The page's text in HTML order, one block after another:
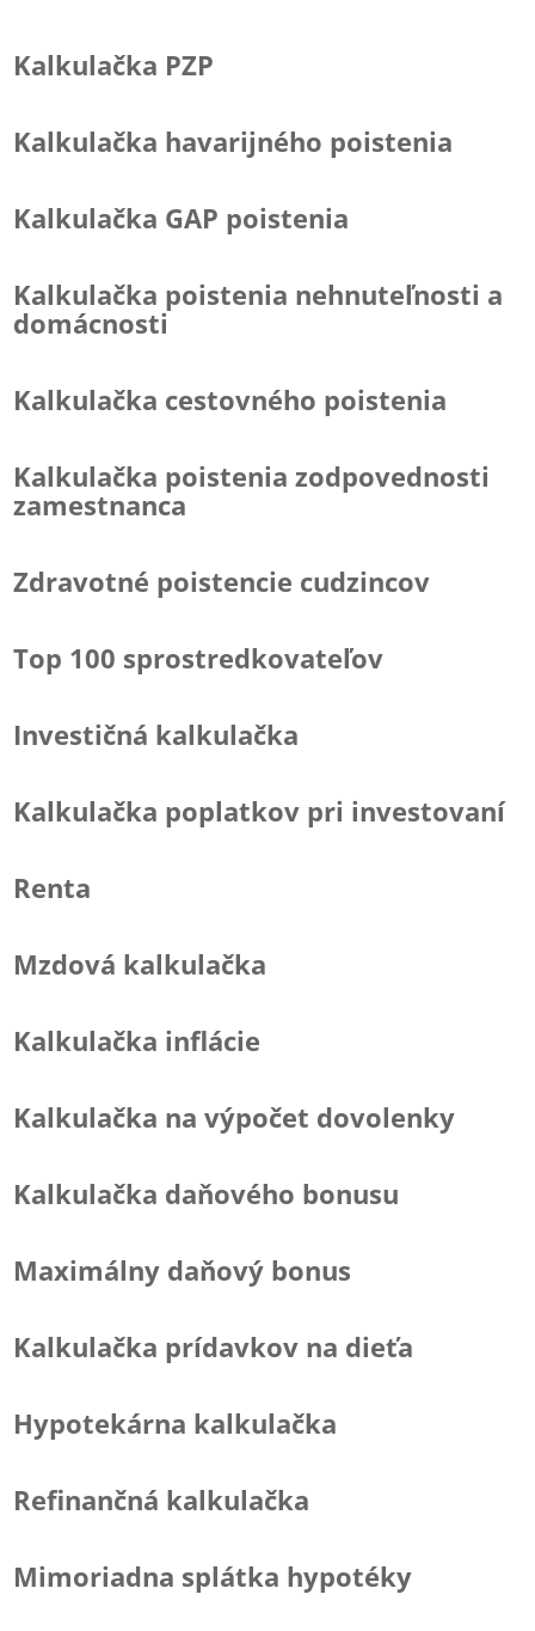
Kalkulačka PZP
Kalkulačka havarijného poistenia
Kalkulačka GAP poistenia
Kalkulačka poistenia nehnuteľnosti a
domácnosti
Kalkulačka cestovného poistenia
Kalkulačka poistenia zodpovednosti
zamestnanca
Zdravotné poistencie cudzincov
Top 100 sprostredkovateľov
Investičná kalkulačka
Kalkulačka poplatkov pri investovaní
Renta
Mzdová kalkulačka
Kalkulačka inflácie
Kalkulačka na výpočet dovolenky
Kalkulačka daňového bonusu
Maximálny daňový bonus
Kalkulačka prídavkov na dieťa
Hypotekárna kalkulačka
Refinančná kalkulačka
Mimoriadna splátka hypotéky